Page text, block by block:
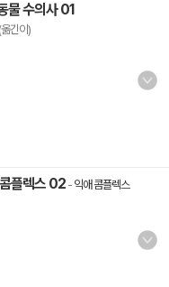
물 수의사 01
(옮긴이)
플렉스 02 - 익애 콤플렉스